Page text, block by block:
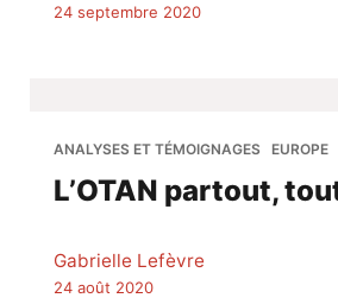
24 septembre 2020
ANALYSES ET TÉMOIGNAGES EUROPE
L’OTAN partout,
Gabrielle Lefèvre
24 août 2020